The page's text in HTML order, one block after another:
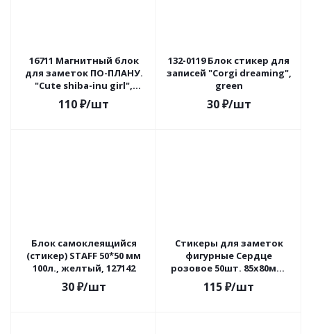
16711 Магнитный блок
для заметок ПО-ПЛАНУ.
"Cute shiba-inu girl",
плотность 80 г.
110₽/шт
132-0119 Блок стикер для
записей "Corgi dreaming",
green
30₽/шт
Блок самоклеящийся
(стикер) STAFF 50*50 мм
100л., желтый, 127142
30₽/шт
Стикеры для заметок
фигурные Сердце
розовое 50шт. 85х80мм,
65174 Феникс
115₽/шт